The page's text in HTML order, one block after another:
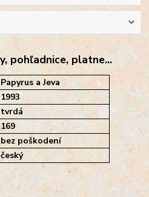
pohľadnice, platne...
Papyrus a Jeva
1993
tvrdá
169
bez poškodení
český